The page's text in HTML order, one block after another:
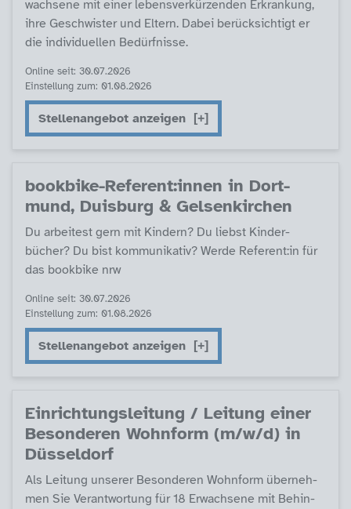
wach­se­ne mit ei­ner le­bens­ver­kür­zen­den Er­kran­kung,
ih­re Ge­schwis­ter und El­tern. Da­bei be­rück­sich­tigt er
die in­di­vi­du­el­len Be­dürf­nis­se.
Online seit: 30.07.2026
Einstellung zum: 01.08.2026
Stellenangebot anzeigen
book­bi­ke-Re­fe­rent:in­nen in Dort­
mund, Duis­burg & Gel­sen­kir­chen
Du ar­bei­test gern mit Kin­dern? Du liebst Kin­der­
bücher? Du bist kom­mu­ni­ka­tiv? Wer­de Re­fe­rent:in für
das book­bi­ke nrw
Online seit: 30.07.2026
Einstellung zum: 01.08.2026
Stellenangebot anzeigen
Ein­rich­tungs­lei­tung / Lei­tung ei­ner
Be­son­de­ren Wohn­form (m/w/d) in
Düs­sel­dorf
Als Lei­tung un­se­rer Be­son­de­ren Wohn­form über­neh­
men Sie Ver­ant­wor­tung für 18 Er­wach­se­ne mit Be­hin­